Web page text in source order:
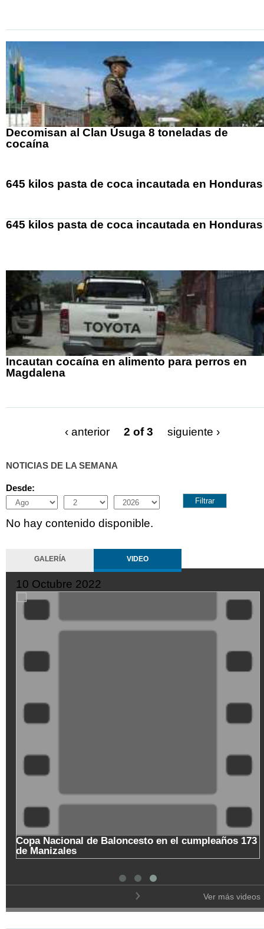
Decomisan al Clan Úsuga 8 toneladas de
cocaína
645 kilos pasta de coca incautada en Honduras
645 kilos pasta de coca incautada en Honduras
Incautan cocaína en alimento para perros en
Magdalena
‹ anterior 2 of 3 siguiente ›
NOTICIAS DE LA SEMANA
Desde:
Month
Day Year
No hay contenido disponible.
GALERÍA VIDEO
10 Octubre 2022
XDGVyvJOFpI
Copa Nacional de Baloncesto en el cumpleaños 173
de Manizales
Ver más videos